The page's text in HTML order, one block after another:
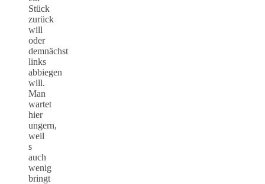
Stück
zurück
will
oder
demnächst
links
abbiegen
will.
Man
wartet
hier
ungern,
weil
s
auch
wenig
bringt